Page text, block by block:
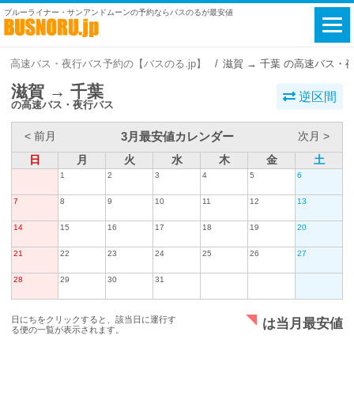
ブルーライナー・サンアンドムーンの予約ならバスのるが最安値
高速バス・夜行バス予約の【バスのる.jp】 滋賀 → 千葉 の高速バス・
滋賀 → 千葉
の高速バス・夜行バス
逆区間
< 前月 3月最安値カレンダー
次月 >
日
月 火 水 木 金 土
1 2 3 4 5 6
7 8 9 10 11 12 13
14 15 16 17 18 19 20
21 22 23 24 25 26 27
28 29 30 31
日にちをクリックすると、該当日に運行す
る便の一覧が表示されます。
は当月最安値